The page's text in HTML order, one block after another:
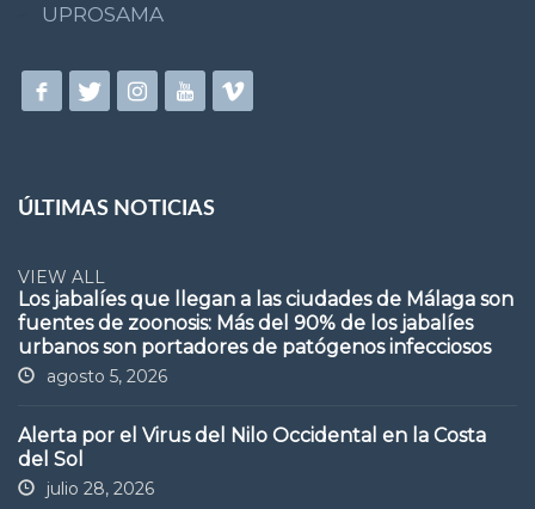
UPROSAMA
ÚLTIMAS NOTICIAS
VIEW ALL
Los jabalíes que llegan a las ciudades de Málaga son
fuentes de zoonosis: Más del 90% de los jabalíes
urbanos son portadores de patógenos infecciosos
agosto 5, 2026
Alerta por el Virus del Nilo Occidental en la Costa
del Sol
julio 28, 2026